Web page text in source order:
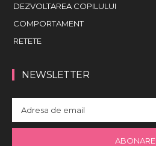
DEZVOLTAREA COPILULUI
COMPORTAMENT
RETETE
NEWSLETTER
ABONARE